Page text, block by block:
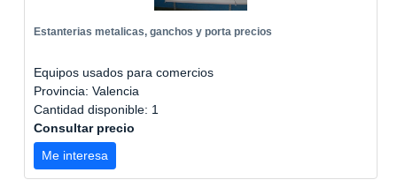
Estanterias metalicas, ganchos y porta precios
Equipos usados para comercios
Provincia: Valencia
Cantidad disponible: 1
Consultar precio
Me interesa